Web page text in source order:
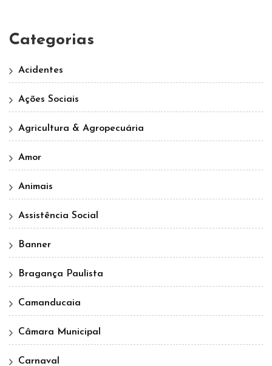
Categorias
Acidentes
Ações Sociais
Agricultura & Agropecuária
Amor
Animais
Assistência Social
Banner
Bragança Paulista
Camanducaia
Câmara Municipal
Carnaval